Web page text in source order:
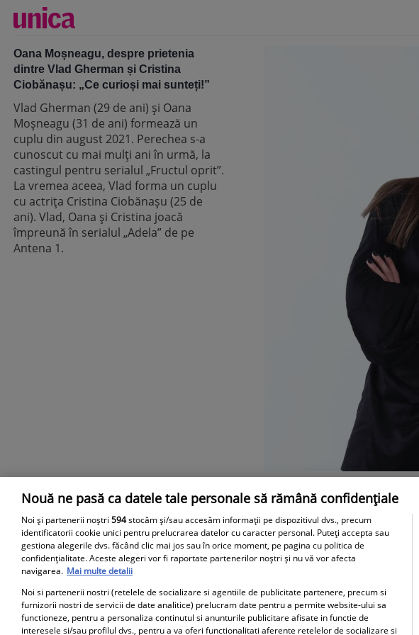
Oana Moșneagu, despre prietenia
dintre Vlad Gherman și Cristina
Ciobănașu: „Ce curioși mai sunteți!”
Vlad Gherman (29 de ani) și Oana
Moșneagu (31 de ani) formează un
cuplu din august 2021. Perechea s-a
cunoscut cu mai mulți ani în urmă, la
castingul pentru serialul „Fructul oprit”.
La vremea aceea, Vlad forma un cuplu
cu actrița Cristina Ciobănașu (25 de
ani). Vlad, Oana și Cristina joacă
împreună în serialul „Adela” de pe
Antena 1.
Parteneri
Nouă ne pasă ca datele tale personale să rămână confidențiale
Noi și partenerii noștri 594stocăm și/sau accesăm informații pe dispozitivul dvs., precum
identificatorii cookie unici pentru prelucrarea datelor cu caracter personal. Puteți accepta sau
gestiona alegerile dvs. făcând clic mai jos sau în orice moment, pe pagina cu politica de
confidențialitate. Aceste alegeri vor fi raportate partenerilor noștri și nu vă vor afecta
navigarea. Mai multe detalii
Noi si partenerii nostri (retelele de socializare si agentiile de publicitate partenere, precum si
furnizorii nostri de servicii de date analitice) prelucram date pentru a permite website-ului sa
functioneze, pentru a personaliza continutul si anunturile publicitare afisate in functie de
interesele si/sau profilul dvs., pentru a va oferi functionalitati aferente retelelor de socializare si